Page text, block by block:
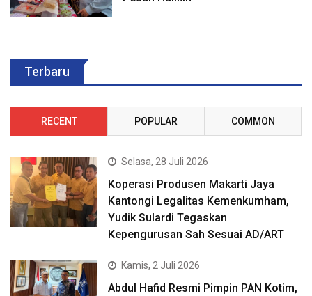
Terbaru
RECENT POPULAR COMMON
Selasa, 28 Juli 2026
Koperasi Produsen Makarti Jaya
Kantongi Legalitas Kemenkumham,
Yudik Sulardi Tegaskan
Kepengurusan Sah Sesuai AD/ART
Kamis, 2 Juli 2026
Abdul Hafid Resmi Pimpin PAN Kotim,